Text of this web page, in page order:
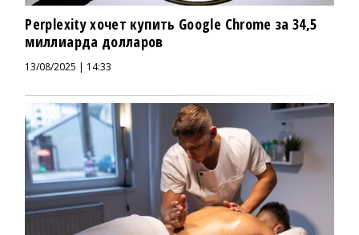
Perplexity хочет купить Google Chrome за 34,5
миллиарда долларов
13/08/2025 | 14:33